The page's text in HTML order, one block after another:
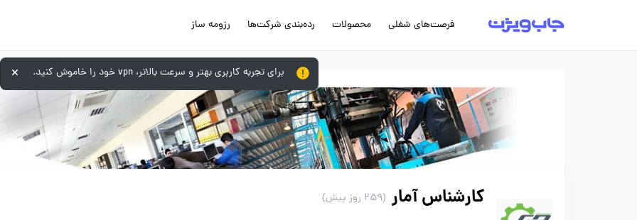
فرصت‌های شغلی محصولات رده‌بندی شرکت‌ها رزومه ساز
کارشناس آمار (259 روز پیش)
برای تجربه کاربری بهتر و سرعت بالاتر، vpn خود را خاموش کنید.